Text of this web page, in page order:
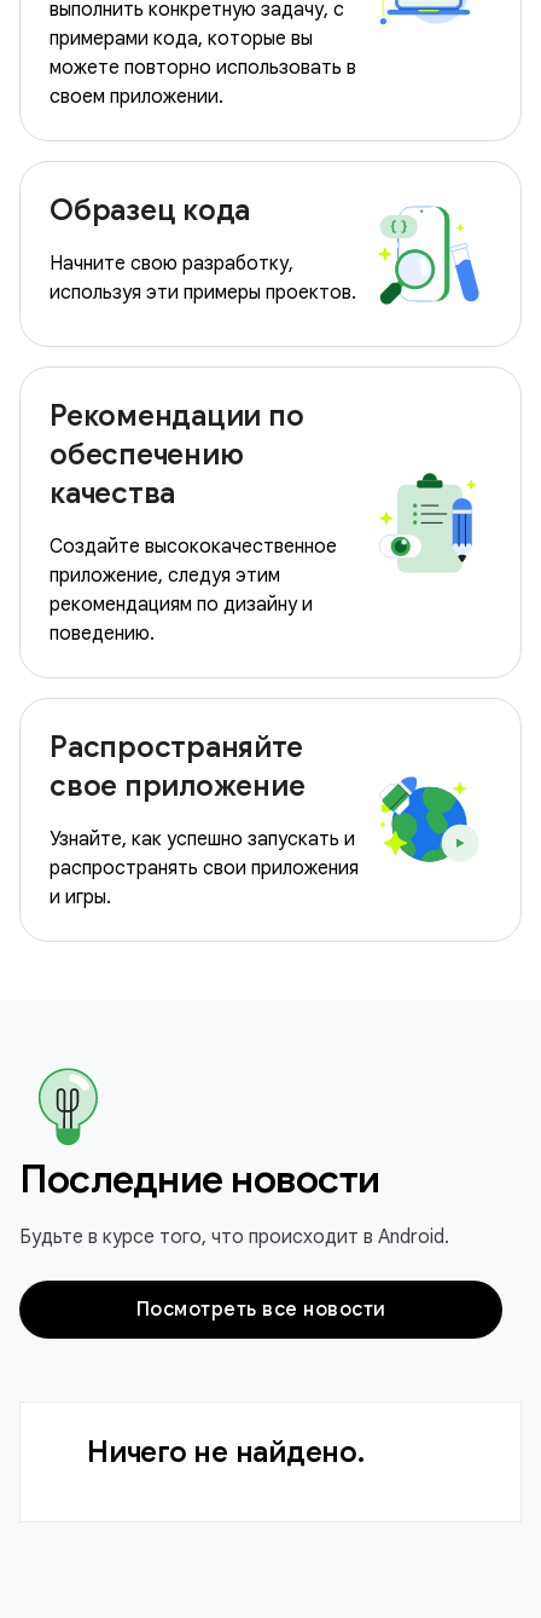
выполнить конкретную задачу, с
примерами кода, которые вы
можете повторно использовать в
своем приложении.
Образец кода
Начните свою разработку,
используя эти примеры проектов.
Рекомендации по
обеспечению
качества
Создайте высококачественное
приложение, следуя этим
рекомендациям по дизайну и
поведению.
Распространяйте
свое приложение
Узнайте, как успешно запускать и
распространять свои приложения
и игры.
Последние новости
Будьте в курсе того, что происходит в Android.
Посмотреть все новости
Ничего не найдено.